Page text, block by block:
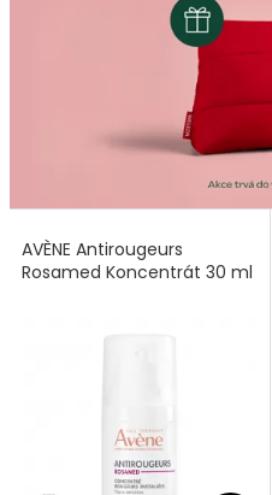
AVÈNE Antirougeurs
Rosamed Koncentrát 30 ml